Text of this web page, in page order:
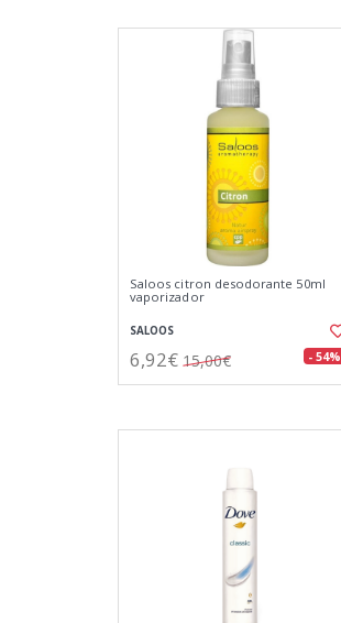
Saloos citron desodorante 50ml
vaporizador
SALOOS
6,92€ 15,00€ - 54%